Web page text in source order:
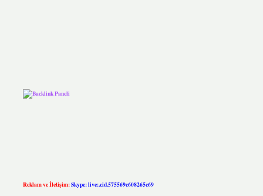
Reklam ve İletişim:Skype: live:.cid.575569c608265c69